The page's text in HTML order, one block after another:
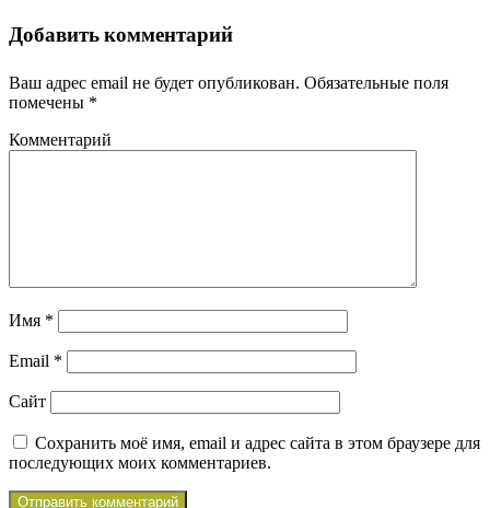
Добавить комментарий
Ваш адрес email не будет опубликован. Обязательные поля
помечены *
Комментарий
Имя *
Email *
Сайт
Сохранить моё имя, email и адрес сайта в этом браузере для
последующих моих комментариев.